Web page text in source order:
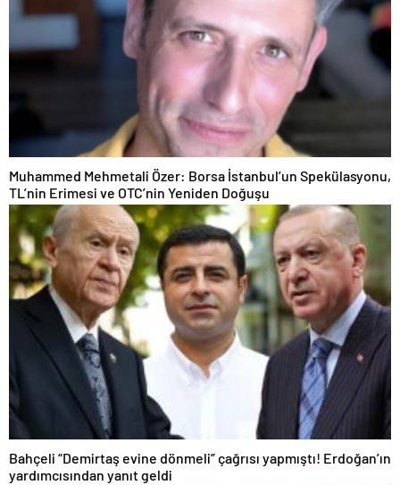
Muhammed Mehmetali Özer: Borsa İstanbul’un Spekülasyonu,
TL’nin Erimesi ve OTC’nin Yeniden Doğuşu
Bahçeli “Demirtaş evine dönmeli” çağrısı yapmıştı! Erdoğan’ın
yardımcısından yanıt geldi